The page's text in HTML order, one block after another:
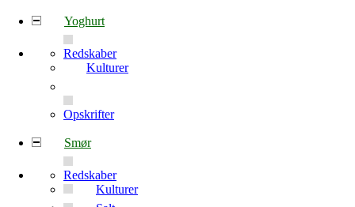
Yoghurt
Redskaber
Kulturer
Opskrifter
Smør
Redskaber
Kulturer